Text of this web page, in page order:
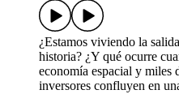
¿Estamos viviendo la
historia? ¿Y qué ocurre
economía espacial y miles
inversores confluyen en